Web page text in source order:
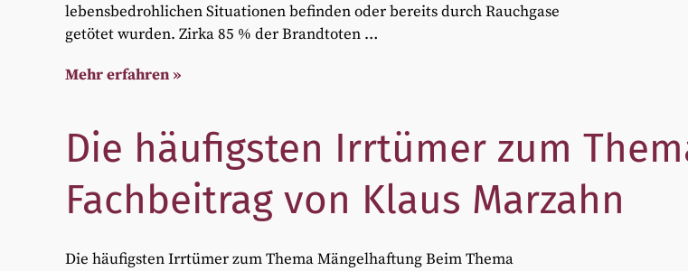
lebensbedrohlichen Situationen befinden oder bereits durch Rauchgase
getötet wurden. Zirka 85 % der Brandtoten …
Mehr erfahren »
Die häufigsten Irrtümer zum
Fachbeitrag von Klaus Marzahn
Die häufigsten Irrtümer zum Thema Mängelhaftung Beim Thema